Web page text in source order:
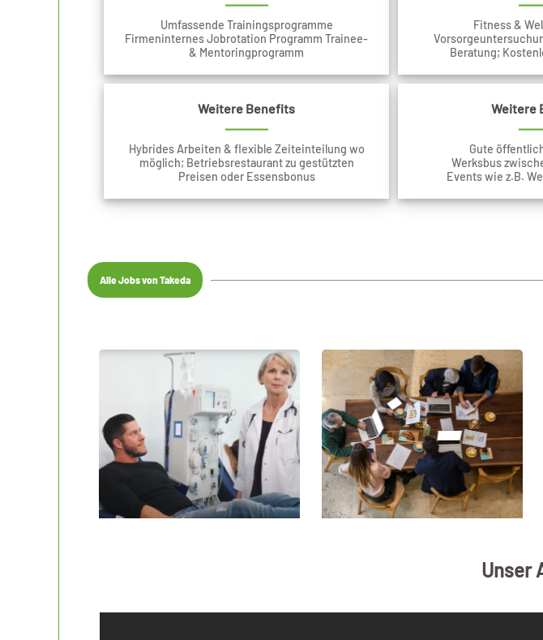
Umfassende Trainingsprogramme
Firmeninternes Jobrotation Programm Trainee-
& Mentoringprogramm
Fitness &
Beratung;
Weitere Benefits
Hybrides Arbeiten & flexible Zeiteinteilung wo
möglich; Betriebsrestaurant zu gestützten
Preisen oder Essensbonus
Weitere
Gute
Werksbus
Events wie z.B.
Alle Jobs von Takeda
Unser